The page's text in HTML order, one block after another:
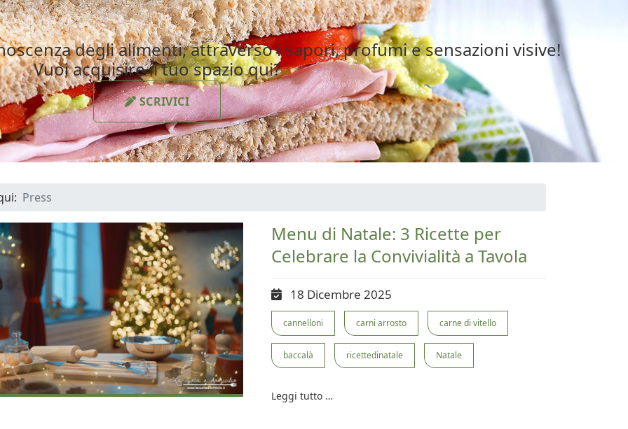
degli alimenti, attraverso i sapori, profumi e sensazioni visive!
Vuoi acquisire il tuo spazio qui?
SCRIVICI
Press
Menu di Natale: 3 Ricette per
Celebrare la Convivialità a Tavola
18 Dicembre 2025
cannelloni carni arrosto carne di vitello
baccalà ricettedinatale Natale
Leggi tutto …